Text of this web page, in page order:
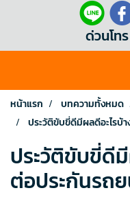
ด่วนโท
หน้าแรก บทความทั้งหมด
ประวัติขับขี่ดีมีผลดีอะไรบ้
ประวัติขับขี่ดี
ต่อประกันรถ